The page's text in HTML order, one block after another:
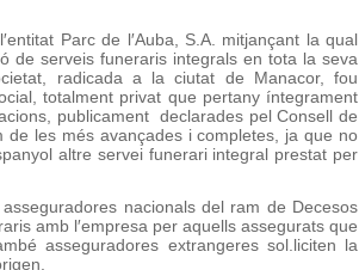
Parc de l′Auba, S.A. mitjançant la qual
de serveis funeraris integrals en tota la seva
radicada a la ciutat de Manacor, fou
totalment privat que pertany íntegrament
publicament declarades pel Consell de
de les més avançades i completes, ja que no
altre servei funerari integral prestat per
nacionals del ram de Decesos
amb l′empresa per aquells assegurats que
asseguradores extrangeres sol.liciten la